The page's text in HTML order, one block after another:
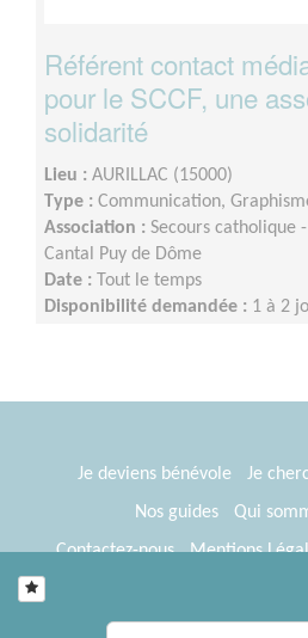
Référent contact
pour le SCCF, une
solidarité
Lieu : AURILLAC (15000)
Type : Communication,
Association : Secours catholique
Cantal Puy de Dôme
Date :
Tout le temps
Disponibilité demandée : 1 à 2
Je deviens bénévole
Je
Nos guides
Qui
Contactez-nous
Mentions
® Tous Bénévoles 2012-